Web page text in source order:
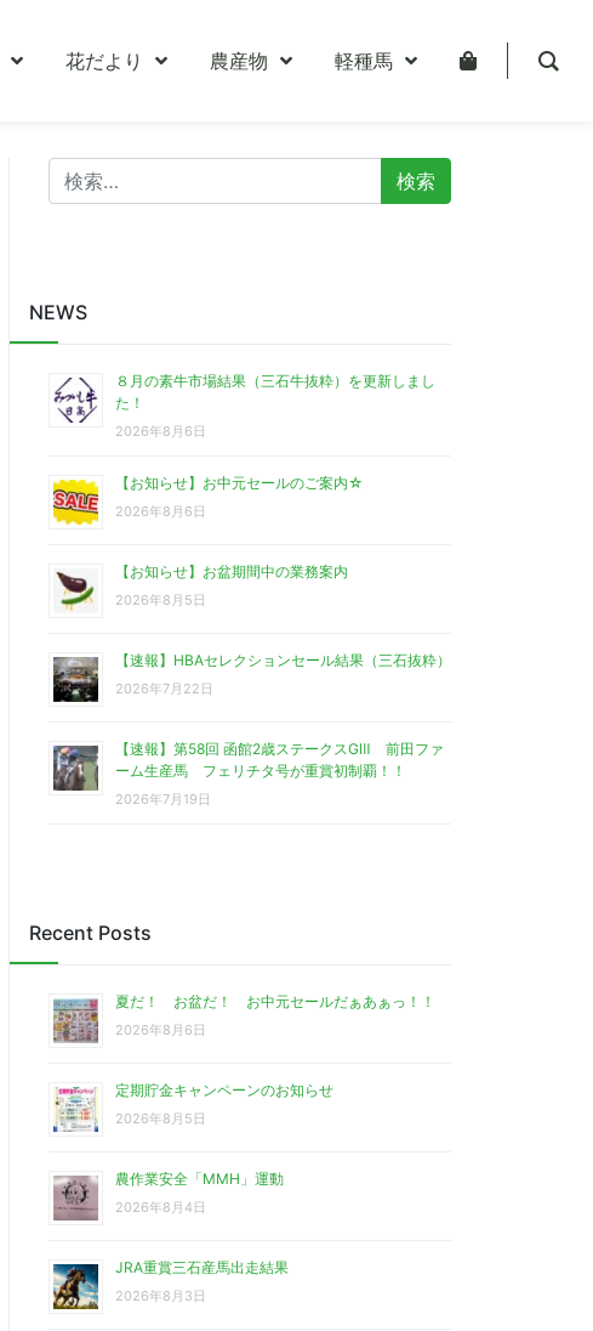
花だより 農産物 軽種馬
検
索:
NEWS
８月の素牛市場結果（三石牛抜粋）を更新しまし
た！
2026年8月6日
【お知らせ】お中元セールのご案内☆
2026年8月6日
【お知らせ】お盆期間中の業務案内
2026年8月5日
【速報】HBAセレクションセール結果（三石抜粋）
2026年7月22日
【速報】第58回 函館2歳ステークスGⅢ 前田ファ
ーム生産馬 フェリチタ号が重賞初制覇！！
2026年7月19日
Recent Posts
夏だ！ お盆だ！ お中元セールだぁあぁっ！！
2026年8月6日
定期貯金キャンペーンのお知らせ
2026年8月5日
農作業安全「MMH」運動
2026年8月4日
JRA重賞三石産馬出走結果
2026年8月3日